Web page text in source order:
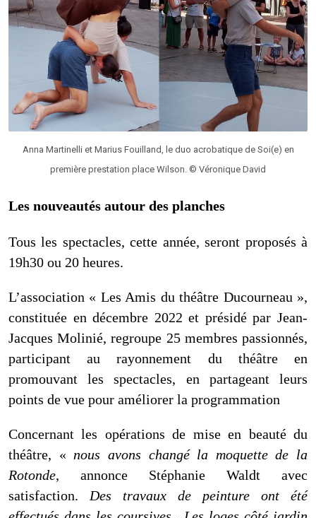
Anna Martinelli et Marius Fouilland, le duo acrobatique de Soi(e) en
première prestation place Wilson. © Véronique David
Les nouveautés autour des planches
Tous les spectacles, cette année, seront proposés à
19h30 ou 20 heures.
L’association « Les Amis du théâtre Ducourneau »,
constituée en décembre 2022 et présidé par Jean-
Jacques Molinié, regroupe 25 membres passionnés,
participant au rayonnement du théâtre en
promouvant les spectacles, en partageant leurs
points de vue pour améliorer la programmation
Concernant les opérations de mise en beauté du
théâtre, « nous avons changé la moquette de la
Rotonde, annonce Stéphanie Waldt avec
satisfaction. Des travaux de peinture ont été